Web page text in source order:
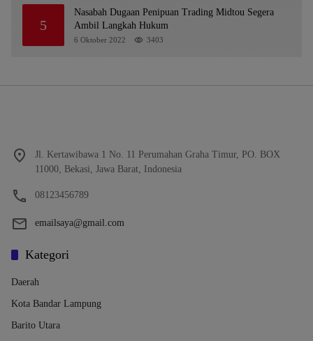
5
Nasabah Dugaan Penipuan Trading Midtou Segera
Ambil Langkah Hukum
6 Oktober 2022 3403
Jl. Kertawibawa 1 No. 11 Perumahan Graha Timur, PO. BOX
11000, Bekasi, Jawa Barat, Indonesia
08123456789
emailsaya@gmail.com
Kategori
Daerah
Kota Bandar Lampung
Barito Utara